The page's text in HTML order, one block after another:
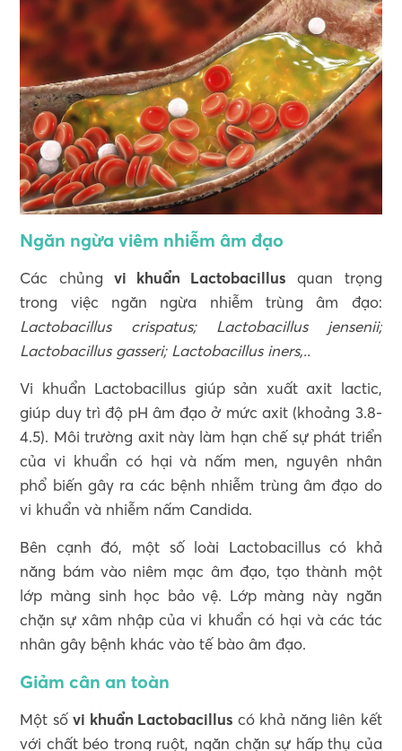
Ngăn ngừa viêm nhiễm âm đạo
Các chủng vi khuẩn Lactobacillus quan trọng
trong việc ngăn ngừa nhiễm trùng âm đạo:
Lactobacillus crispatus; Lactobacillus jensenii;
Lactobacillus gasseri; Lactobacillus iners,..
Vi khuẩn Lactobacillus giúp sản xuất axit lactic,
giúp duy trì độ pH âm đạo ở mức axit (khoảng 3.8-
4.5). Môi trường axit này làm hạn chế sự phát triển
của vi khuẩn có hại và nấm men, nguyên nhân
phổ biến gây ra các bệnh nhiễm trùng âm đạo do
vi khuẩn và nhiễm nấm Candida.
Bên cạnh đó, một số loài Lactobacillus có khả
năng bám vào niêm mạc âm đạo, tạo thành một
lớp màng sinh học bảo vệ. Lớp màng này ngăn
chặn sự xâm nhập của vi khuẩn có hại và các tác
nhân gây bệnh khác vào tế bào âm đạo.
Giảm cân an toàn
Một sốvi khuẩn Lactobacillus có khả năng liên kết
với chất béo trong ruột, ngăn chặn sự hấp thụ của